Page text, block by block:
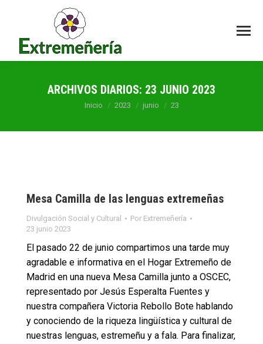
ARCHIVOS DIARIOS: 23 JUNIO 2023
Estás aquí:
Inicio 2023 junio 23
Mesa Camilla de las lenguas extremeñas
Divulgación Social y Cultural Por Extremeñería
23 junio 2023
El pasado 22 de junio compartimos una tarde muy
agradable e informativa en el Hogar Extremeño de
Madrid en una nueva Mesa Camilla junto a OSCEC,
representado por Jesús Esperalta Fuentes y
nuestra compañera Victoria Rebollo Bote hablando
y conociendo de la riqueza lingüística y cultural de
nuestras lenguas, estremeñu y a fala. Para finalizar,